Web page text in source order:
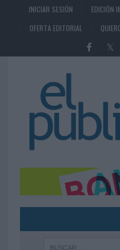
INICIAR SESIÓN EDICIÓN
OFERTA EDITORIAL